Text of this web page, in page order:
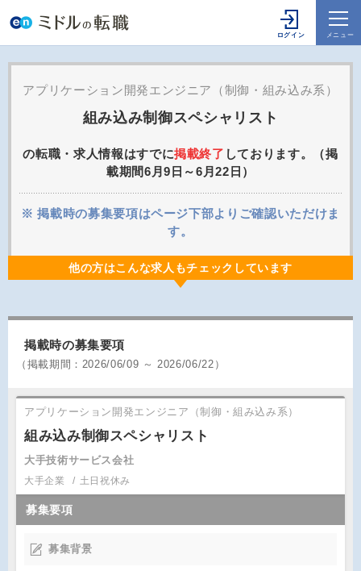
アプリケーション開発エンジニア（制御・組み込み系）
組み込み制御スペシャリスト
の転職・求人情報はすでに掲載終了 しております。（掲
載期間6月9日～6月22日）
※ 掲載時の募集要項はページ下部よりご確認いただけま
す。
他の方はこんな求人もチェックしています
掲載時の募集要項
（ 掲載期間： 2026/06/09 ～ 2026/06/22）
アプリケーション開発エンジニア（制御・組み込み系）
組み込み制御スペシャリスト
大手技術サービス会社
大手企業 土日祝休み
募集要項
募集背景